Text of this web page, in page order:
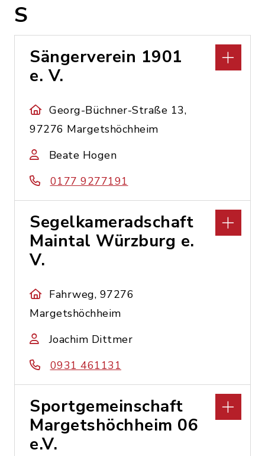
S
Sängerverein 1901
e. V.
Georg-Büchner-Straße 13,
97276 Margetshöchheim
Beate Hogen
0177 9277191
Segelkameradschaft
Maintal Würzburg e.
V.
Fahrweg, 97276
Margetshöchheim
Joachim Dittmer
0931 461131
Sportgemeinschaft
Margetshöchheim 06
e.V.